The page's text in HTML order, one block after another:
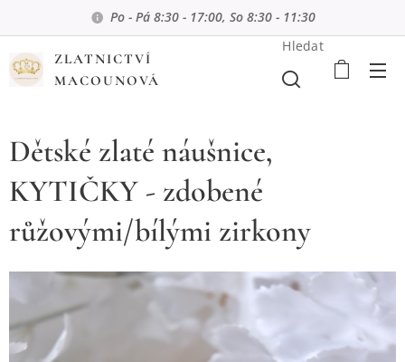
Po - Pá 8:30 - 17:00, So 8:30 - 11:30
ZLATNICTVÍ
MACOUNOVÁ
Hledat
Dětské zlaté náušnice,
KYTIČKY - zdobené
růžovými/bílými zirkony